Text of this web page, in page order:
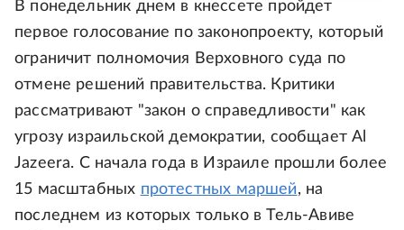
В понедельник днем в кнессете пройдет
первое голосование по законопроекту, который
ограничит полномочия Верховного суда по
отмене решений правительства. Критики
рассматривают "закон о справедливости" как
угрозу израильской демократии, сообщает Al
Jazeera. С начала года в Израиле прошли более
15 масштабных протестных маршей, на
последнем из которых только в Тель-Авиве